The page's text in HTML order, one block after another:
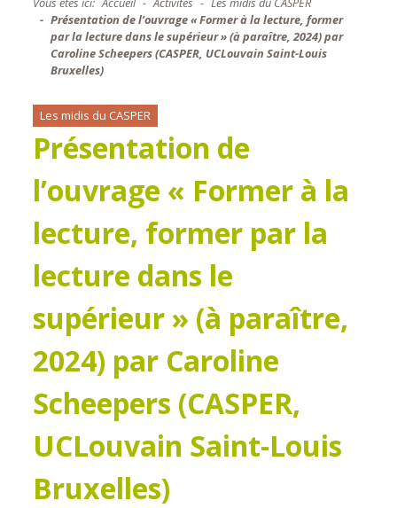
Présentation de l’ouvrage « Former à la lecture, former
par la lecture dans le supérieur » (à paraître, 2024) par
Caroline Scheepers (CASPER, UCLouvain Saint-Louis
Bruxelles)
Les midis du CASPER
Présentation de
l’ouvrage « Former à la
lecture, former par la
lecture dans le
supérieur » (à paraître,
2024) par Caroline
Scheepers (CASPER,
UCLouvain Saint-Louis
Bruxelles)